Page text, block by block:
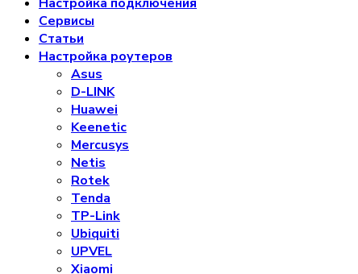
Сервисы
Статьи
Настройка роутеров
Asus
D-LINK
Huawei
Keenetic
Mercusys
Netis
Rotek
Tenda
TP-Link
Ubiquiti
UPVEL
Xiaomi